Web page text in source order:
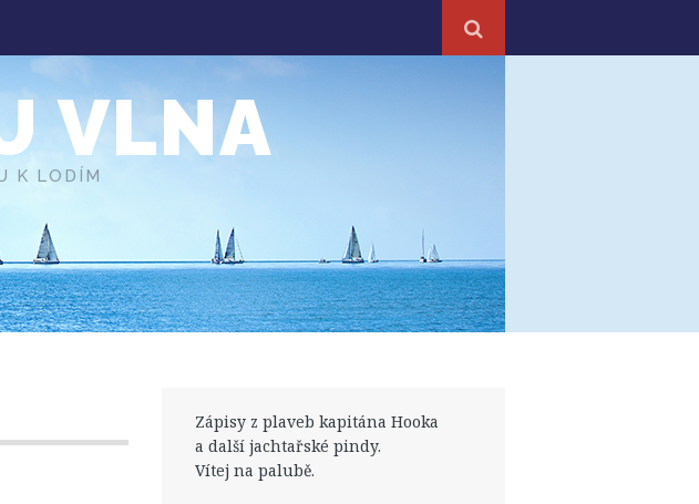
VLNA
K LODÍM
Zápisy z plaveb kapitána Hooka
a další jachtařské pindy.
Vítej na palubě.